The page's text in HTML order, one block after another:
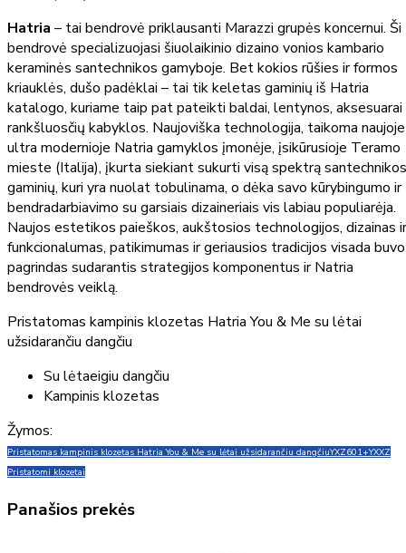
Hatria – tai bendrovė priklausanti Marazzi grupės koncernui. Ši
bendrovė specializuojasi šiuolaikinio dizaino vonios kambario
keraminės santechnikos gamyboje. Bet kokios rūšies ir formos
kriauklės, dušo padėklai – tai tik keletas gaminių iš Hatria
katalogo, kuriame taip pat pateikti baldai, lentynos, aksesuarai
rankšluosčių kabyklos. Naujoviška technologija, taikoma naujoje
ultra modernioje Natria gamyklos įmonėje, įsikūrusioje Teramo
mieste (Italija), įkurta siekiant sukurti visą spektrą santechnikos
gaminių, kuri yra nuolat tobulinama, o dėka savo kūrybingumo ir
bendradarbiavimo su garsiais dizaineriais vis labiau populiarėja.
Naujos estetikos paieškos, aukštosios technologijos, dizainas ir
funkcionalumas, patikimumas ir geriausios tradicijos visada buvo
pagrindas sudarantis strategijos komponentus ir Natria
bendrovės veiklą.
Pristatomas kampinis klozetas Hatria You & Me su lėtai
užsidarančiu dangčiu
Su lėtaeigiu dangčiu
Kampinis klozetas
Žymos:
Pristatomas kampinis klozetas Hatria You & Me su lėtai užsidarančiu dangčiuYXZ601+YXXZ
Pristatomi klozetai
Panašios prekės